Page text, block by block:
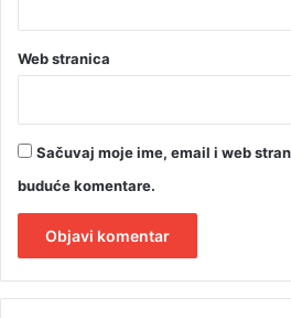
Web stranica
Sačuvaj moje ime, email i web
buduće komentare.